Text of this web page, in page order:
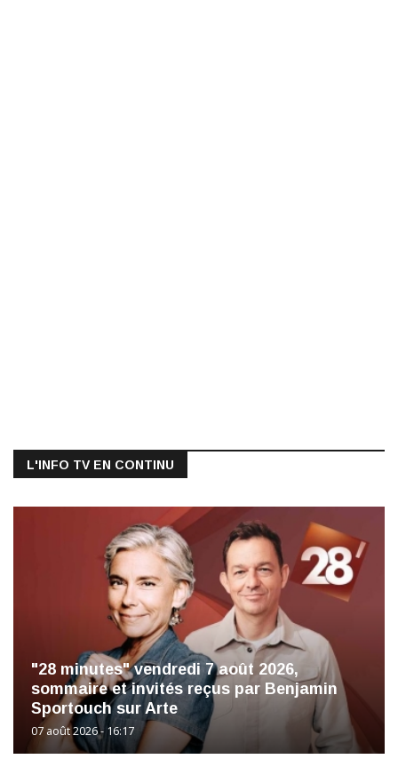
L'INFO TV EN CONTINU
"28 minutes" vendredi 7 août 2026,
sommaire et invités reçus par Benjamin
Sportouch sur Arte
07 août 2026 - 16:17